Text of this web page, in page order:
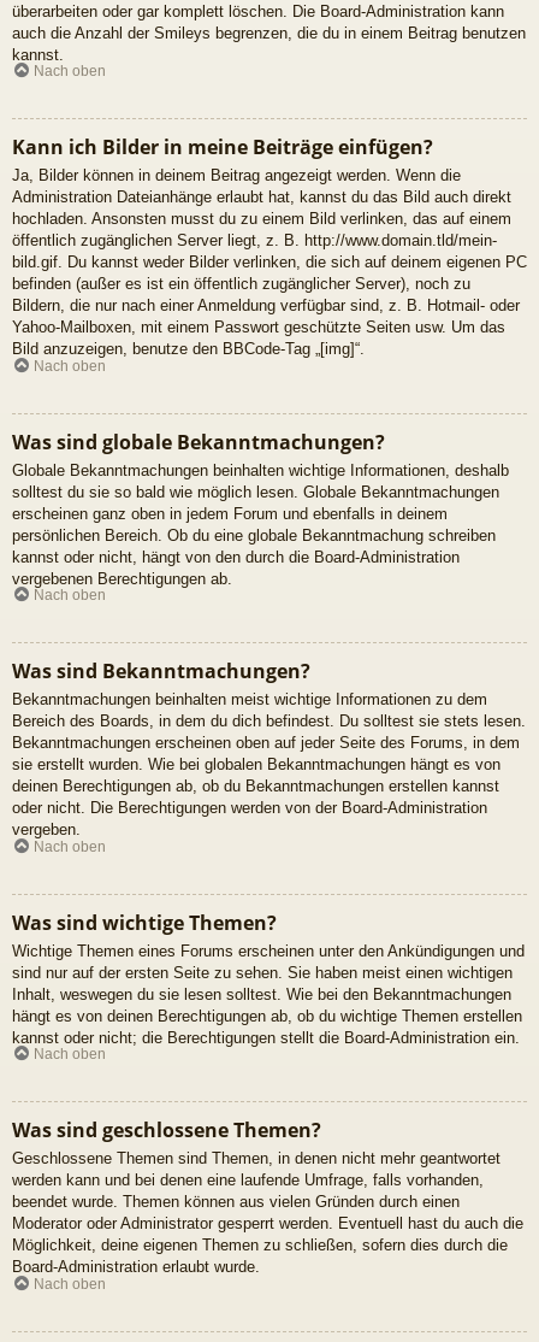
überarbeiten oder gar komplett löschen. Die Board-Administration kann
auch die Anzahl der Smileys begrenzen, die du in einem Beitrag benutzen
kannst.
Nach oben
Kann ich Bilder in meine Beiträge einfügen?
Ja, Bilder können in deinem Beitrag angezeigt werden. Wenn die
Administration Dateianhänge erlaubt hat, kannst du das Bild auch direkt
hochladen. Ansonsten musst du zu einem Bild verlinken, das auf einem
öffentlich zugänglichen Server liegt, z. B. http://www.domain.tld/mein-
bild.gif. Du kannst weder Bilder verlinken, die sich auf deinem eigenen PC
befinden (außer es ist ein öffentlich zugänglicher Server), noch zu
Bildern, die nur nach einer Anmeldung verfügbar sind, z. B. Hotmail- oder
Yahoo-Mailboxen, mit einem Passwort geschützte Seiten usw. Um das
Bild anzuzeigen, benutze den BBCode-Tag „[img]“.
Nach oben
Was sind globale Bekanntmachungen?
Globale Bekanntmachungen beinhalten wichtige Informationen, deshalb
solltest du sie so bald wie möglich lesen. Globale Bekanntmachungen
erscheinen ganz oben in jedem Forum und ebenfalls in deinem
persönlichen Bereich. Ob du eine globale Bekanntmachung schreiben
kannst oder nicht, hängt von den durch die Board-Administration
vergebenen Berechtigungen ab.
Nach oben
Was sind Bekanntmachungen?
Bekanntmachungen beinhalten meist wichtige Informationen zu dem
Bereich des Boards, in dem du dich befindest. Du solltest sie stets lesen.
Bekanntmachungen erscheinen oben auf jeder Seite des Forums, in dem
sie erstellt wurden. Wie bei globalen Bekanntmachungen hängt es von
deinen Berechtigungen ab, ob du Bekanntmachungen erstellen kannst
oder nicht. Die Berechtigungen werden von der Board-Administration
vergeben.
Nach oben
Was sind wichtige Themen?
Wichtige Themen eines Forums erscheinen unter den Ankündigungen und
sind nur auf der ersten Seite zu sehen. Sie haben meist einen wichtigen
Inhalt, weswegen du sie lesen solltest. Wie bei den Bekanntmachungen
hängt es von deinen Berechtigungen ab, ob du wichtige Themen erstellen
kannst oder nicht; die Berechtigungen stellt die Board-Administration ein.
Nach oben
Was sind geschlossene Themen?
Geschlossene Themen sind Themen, in denen nicht mehr geantwortet
werden kann und bei denen eine laufende Umfrage, falls vorhanden,
beendet wurde. Themen können aus vielen Gründen durch einen
Moderator oder Administrator gesperrt werden. Eventuell hast du auch die
Möglichkeit, deine eigenen Themen zu schließen, sofern dies durch die
Board-Administration erlaubt wurde.
Nach oben